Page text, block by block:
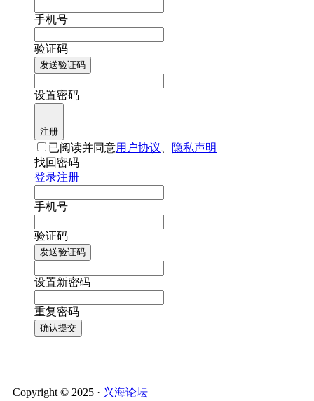
手机号
验证码
发送验证码
设置密码
注册
已阅读并同意用户协议
隐私声明
找回密码
登录注册
手机号
验证码
发送验证码
设置新密码
重复密码
确认提交
Copyright © 2025 · 兴海论坛